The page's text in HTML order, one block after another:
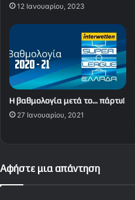
12 Ιανουαρίου, 2023
Η βαθμολογία μετά το… πάρτυ!
27 Ιανουαρίου, 2021
Αφήστε μια απάντηση